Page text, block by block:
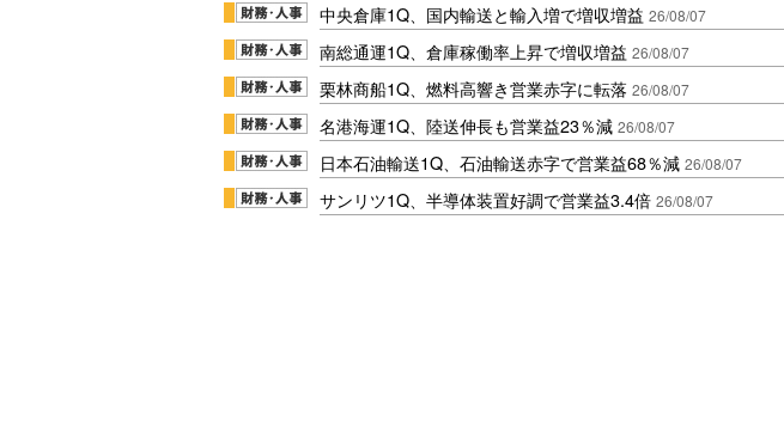
中央倉庫1Q、国内輸送と輸入増で増収増益 26/08/07
南総通運1Q、倉庫稼働率上昇で増収増益 26/08/07
栗林商船1Q、燃料高響き営業赤字に転落 26/08/07
名港海運1Q、陸送伸長も営業益23％減 26/08/07
日本石油輸送1Q、石油輸送赤字で営業益68％減 26/08/07
サンリツ1Q、半導体装置好調で営業益3.4倍 26/08/07